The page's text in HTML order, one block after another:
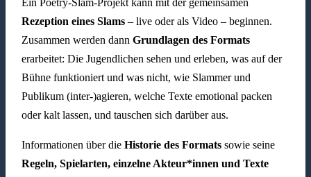
Ein Poetry-Slam-Projekt kann mit der gemeinsamen
Rezeption eines Slams– live oder als Video – beginnen.
Zusammen werden dann Grundlagen des Formats
erarbeitet: Die Jugendlichen sehen und erleben, was auf der
Bühne funktioniert und was nicht, wie Slammer und
Publikum (inter-)agieren, welche Texte emotional packen
oder kalt lassen, und tauschen sich darüber aus.
Informationen über die Historie des Formatssowie seine
Regeln, Spielarten, einzelne Akteur*innen und Texte